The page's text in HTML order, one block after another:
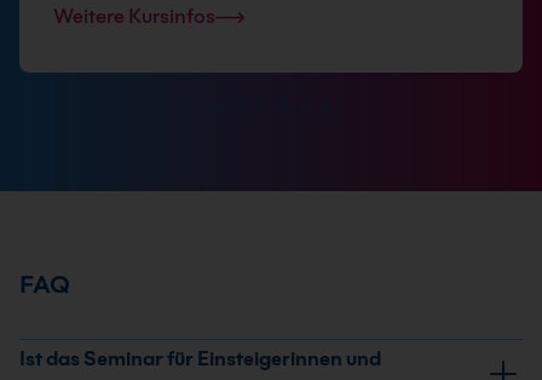
Weitere Kursinfos
FAQ
Ist das Seminar für Einsteigerinnen und